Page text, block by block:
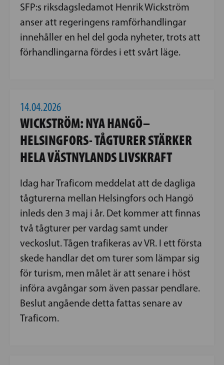
SFP:s riksdagsledamot Henrik Wickström
anser att regeringens ramförhandlingar
innehåller en hel del goda nyheter, trots att
förhandlingarna fördes i ett svårt läge.
14.04.2026
WICKSTRÖM: NYA HANGÖ–
HELSINGFORS- TÅGTURER STÄRKER
HELA VÄSTNYLANDS LIVSKRAFT
Idag har Traficom meddelat att de dagliga
tågturerna mellan Helsingfors och Hangö
inleds den 3 maj i år. Det kommer att finnas
två tågturer per vardag samt under
veckoslut. Tågen trafikeras av VR. I ett första
skede handlar det om turer som lämpar sig
för turism, men målet är att senare i höst
införa avgångar som även passar pendlare.
Beslut angående detta fattas senare av
Traficom.